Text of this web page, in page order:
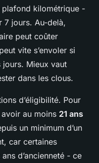
plafond kilométrique -
7 jours. Au-delà,
peut coûter
vite s’envoler si
jours. Mieux vaut
dans les clous.
d’éligibilité. Pour
au moins 21 ans
un minimum d’un
car certaines
d’ancienneté - ce